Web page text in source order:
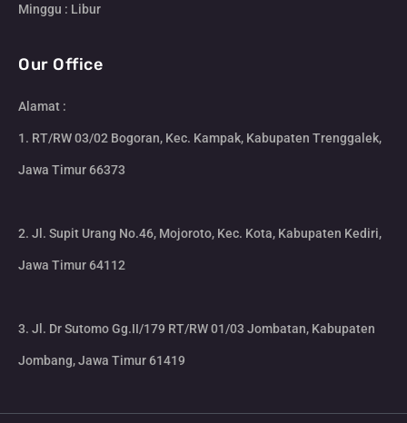
Minggu : Libur
Our Office
Alamat :
1. RT/RW 03/02 Bogoran, Kec. Kampak, Kabupaten Trenggalek,
Jawa Timur 66373
2. Jl. Supit Urang No.46, Mojoroto, Kec. Kota, Kabupaten Kediri,
Jawa Timur 64112
3. Jl. Dr Sutomo Gg.II/179 RT/RW 01/03 Jombatan, Kabupaten
Jombang, Jawa Timur 61419